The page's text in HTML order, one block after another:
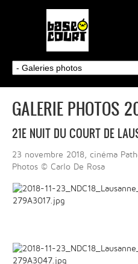
GALERIE PHOTOS
21E NUIT DU COURT DE
23 novembre 2018, cinéma
Photos © Carlo De Rosa